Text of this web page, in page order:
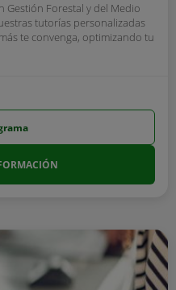
Gestión Forestal y del Medio
tutorías personalizadas
te convenga, optimizando tu